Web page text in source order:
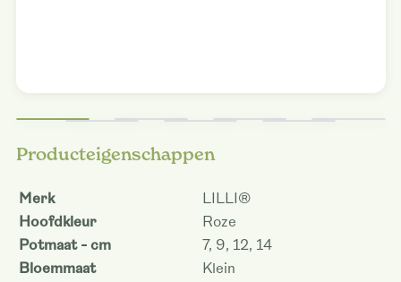
Producteigenschappen
Merk
LILLI®
Hoofdkleur
Roze
Potmaat - cm
7, 9, 12, 14
Bloemmaat
Klein